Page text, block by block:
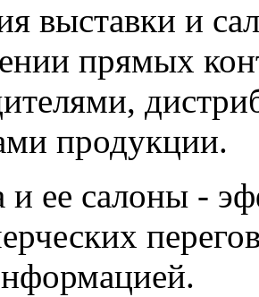
выставки и
прямых
продукции.
и ее салоны -